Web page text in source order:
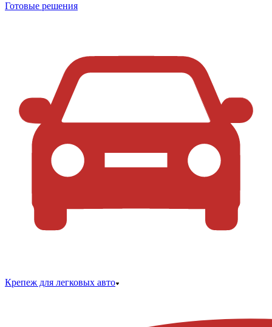
Готовые решения
Крепеж для легковых авто